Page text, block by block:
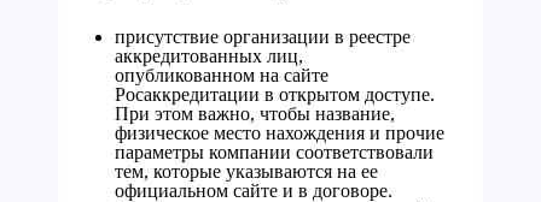
присутствие организации в реестре
аккредитованных лиц,
опубликованном на сайте
Росаккредитации в открытом доступе.
При этом важно, чтобы название,
физическое место нахождения и прочие
параметры компании соответствовали
тем, которые указываются на ее
официальном сайте и в договоре.